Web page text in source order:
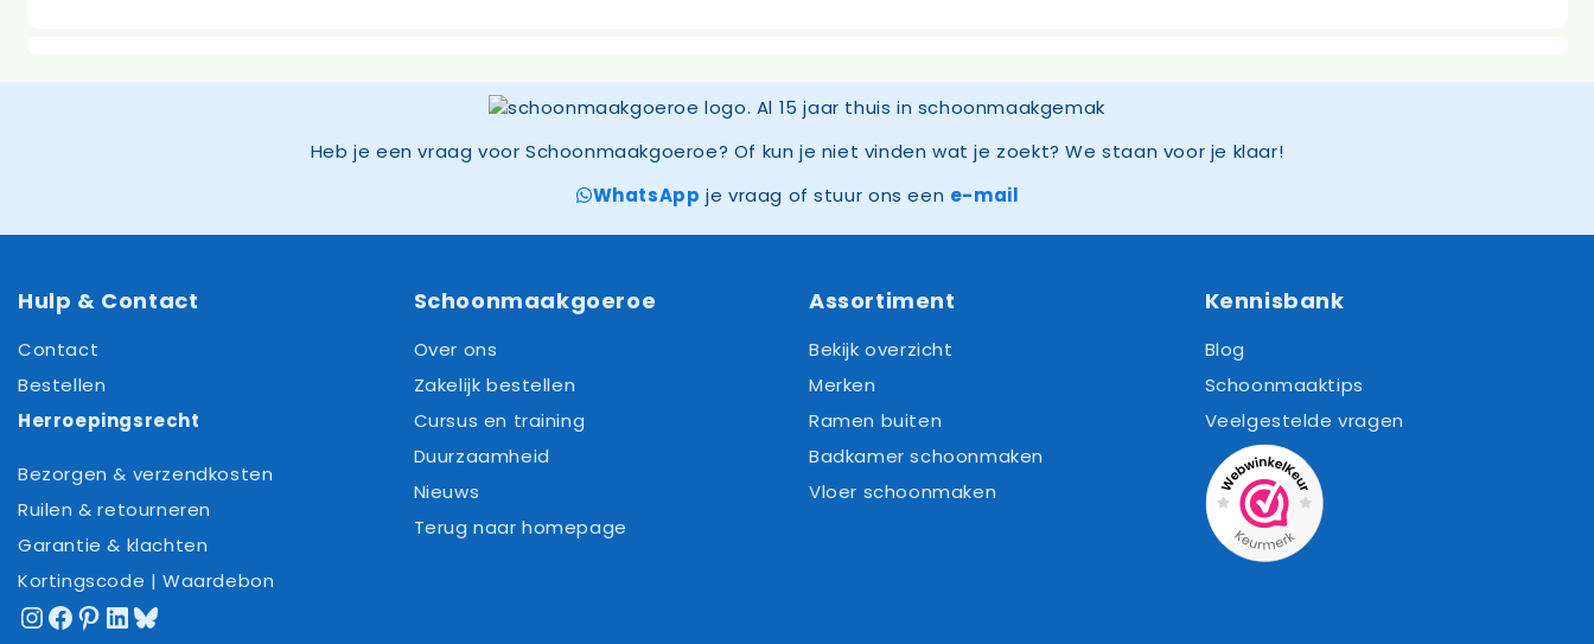
Heb je een vraag voor Schoonmaakgoeroe? Of kun je niet vinden wat je zoekt? We staan voor je klaar!
WhatsApp je vraag of stuur ons een e-mail
Hulp & Contact
Contact
Bestellen
Herroepingsrecht
Bezorgen & verzendkosten
Ruilen & retourneren
Garantie & klachten
Kortingscode | Waardebon
Instagram
Facebook
Pinterest
LinkedIn
Bluesky
Schoonmaakgoeroe
Over ons
Zakelijk bestellen
Cursus en training
Duurzaamheid
Nieuws
Terug naar homepage
Assortiment
Bekijk overzicht
Merken
Ramen buiten
Badkamer schoonmaken
Vloer schoonmaken
Kennisbank
Blog
Schoonmaaktips
Veelgestelde vragen